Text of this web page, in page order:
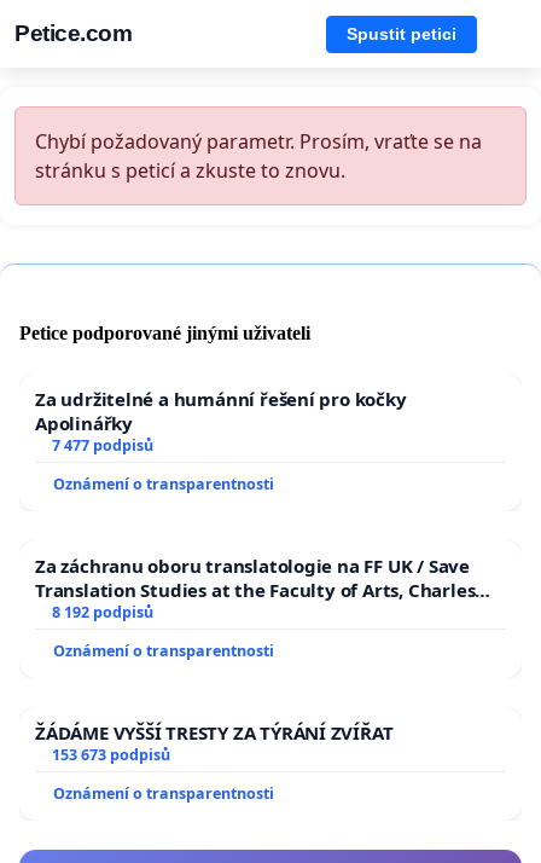
Petice.com Spustit petici
Chybí požadovaný parametr. Prosím, vraťte se na
stránku s peticí a zkuste to znovu.
Petice podporované jinými uživateli
Za udržitelné a humánní řešení pro kočky
Apolinářky
7 477 podpisů
Oznámení o transparentnosti
Za záchranu oboru translatologie na FF UK / Save
Translation Studies at the Faculty of Arts, Charles
University
8 192 podpisů
Oznámení o transparentnosti
ŽÁDÁME VYŠŠÍ TRESTY ZA TÝRÁNÍ ZVÍŘAT
153 673 podpisů
Oznámení o transparentnosti